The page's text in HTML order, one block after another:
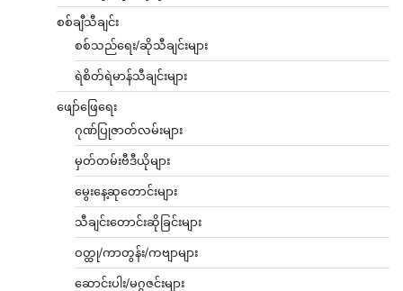
စစ်ချီသီချင်း
စစ်သည်ရေး/ဆိုသီချင်းများ
ရဲစိတ်ရဲမာန်သီချင်းများ
ဖျော်ဖြေရေး
ဂုဏ်ပြုဇာတ်လမ်းများ
မှတ်တမ်းဗီဒီယိုများ
မွေးနေ့ဆုတောင်းများ
သီချင်းတောင်းဆိုခြင်းများ
ဝတ္ထု/ကာတွန်း/ကဗျာများ
ဆောင်းပါး/မဂ္ဂဇင်းများ